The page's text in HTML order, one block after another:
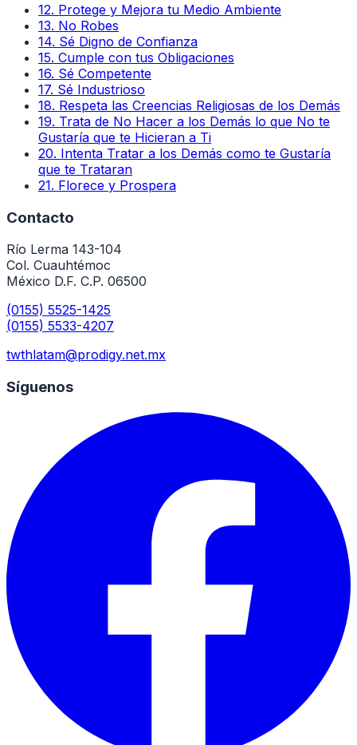
12. Protege y Mejora tu Medio Ambiente
13. No Robes
14. Sé Digno de Confianza
15. Cumple con tus Obligaciones
16. Sé Competente
17. Sé Industrioso
18. Respeta las Creencias Religiosas de los Demás
19. Trata de No Hacer a los Demás lo que No te
Gustaría que te Hicieran a Ti
20. Intenta Tratar a los Demás como te Gustaría
que te Trataran
21. Florece y Prospera
Contacto
Río Lerma 143-104
Col. Cuauhtémoc
México D.F. C.P. 06500
(0155) 5525-1425
(0155) 5533-4207
twthlatam@prodigy.net.mx
Síguenos